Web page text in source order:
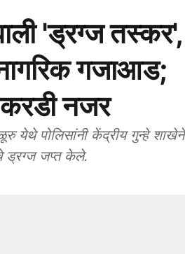
'ड्रग्ज तस्कर',
गजाआड;
करडी नजर
येथे पोलिसांनी केंद्रीय गुन्हे शाखेने
ड्रग्ज जप्त केले.